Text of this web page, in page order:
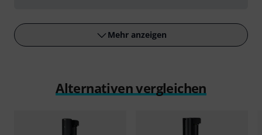
Mehr anzeigen
Alternativen vergleichen